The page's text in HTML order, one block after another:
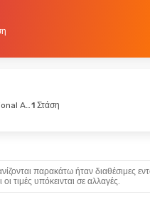
DUS - CHQ
Swiss International Air Lines1 Στάση
παρακάτω ήταν διαθέσιμες
οι τιμές υπόκεινται σε αλλαγές.